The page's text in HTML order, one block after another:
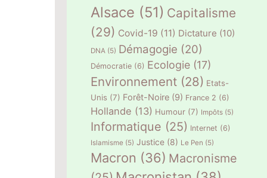
Alsace (51) Capitalisme
(29) Covid-19 (11) Dictature (10)
DNA (5) Démagogie (20)
Démocratie (6) Ecologie (17)
Environnement (28) Etats-
Unis (7) Forêt-Noire (9) France 2 (6)
Hollande (13) Humour (7) Impôts (5)
Informatique (25) Internet (6)
Islamisme (5) Justice (8) Le Pen (5)
Macron (36) Macronisme